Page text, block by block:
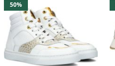
50%